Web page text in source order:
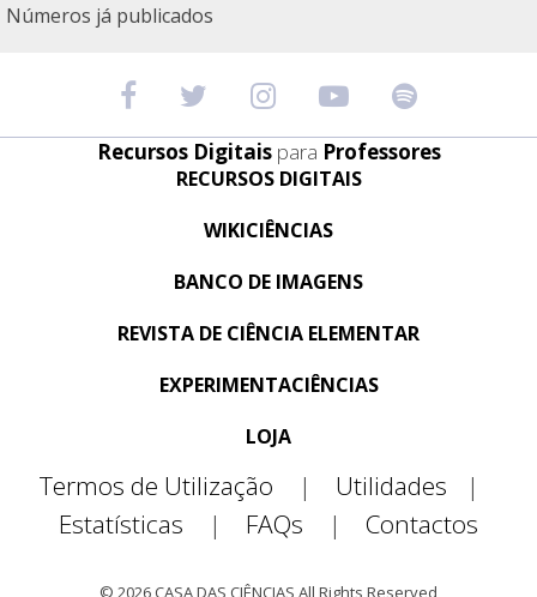
Números já publicados
Recursos Digitais para Professores
RECURSOS DIGITAIS
WIKICIÊNCIAS
BANCO DE IMAGENS
REVISTA DE CIÊNCIA ELEMENTAR
EXPERIMENTACIÊNCIAS
LOJA
Termos de Utilização | Utilidades
|
Estatísticas
| FAQs | Contactos
© 2026 CASA DAS CIÊNCIAS All Rights Reserved